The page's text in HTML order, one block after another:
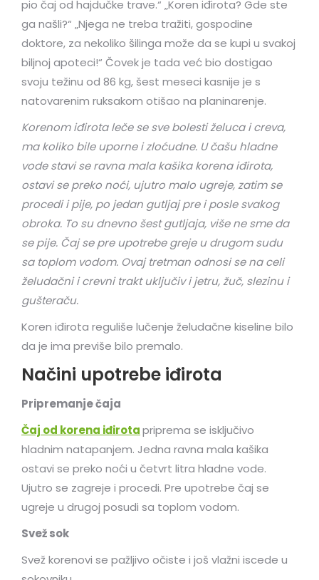
pio čaj od hajdučke trave.“ „Koren iđirota? Gde ste
ga našli?“ „Njega ne treba tražiti, gospodine
doktore, za nekoliko šilinga može da se kupi u svakoj
biljnoj apoteci!“ Čovek je tada već bio dostigao
svoju težinu od 86 kg, šest meseci kasnije je s
natovarenim ruksakom otišao na planinarenje.
Korenom iđirota leče se sve bolesti želuca i creva,
ma koliko bile uporne i zloćudne. U čašu hladne
vode stavi se ravna mala kašika korena iđirota,
ostavi se preko noći, ujutro malo ugreje, zatim se
procedi i pije, po jedan gutljaj pre i posle svakog
obroka. To su dnevno šest gutljaja, više ne sme da
se pije. Čaj se pre upotrebe greje u drugom sudu
sa toplom vodom. Ovaj tretman odnosi se na celi
želudačni i crevni trakt uključiv i jetru, žuč, slezinu i
gušteraču.
Koren iđirota reguliše lučenje želudačne kiseline bilo
da je ima previše bilo premalo.
Načini upotrebe iđirota
Pripremanje čaja
Čaj od korena iđirotapriprema se isključivo
hladnim natapanjem. Jedna ravna mala kašika
ostavi se preko noći u četvrt litra hladne vode.
Ujutro se zagreje i procedi. Pre upotrebe čaj se
ugreje u drugoj posudi sa toplom vodom.
Svež sok
Svež korenovi se pažljivo očiste i još vlažni iscede u